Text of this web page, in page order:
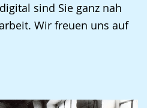
sind Sie ganz nah
Wir freuen uns auf